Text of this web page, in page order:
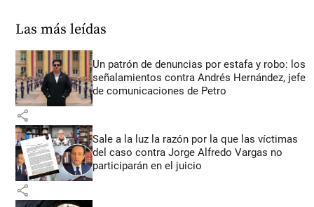
Las más leídas
Un patrón de denuncias por estafa y robo: los
señalamientos contra Andrés Hernández, jefe
de comunicaciones de Petro
share
Sale a la luz la razón por la que las víctimas
del caso contra Jorge Alfredo Vargas no
participarán en el juicio
share